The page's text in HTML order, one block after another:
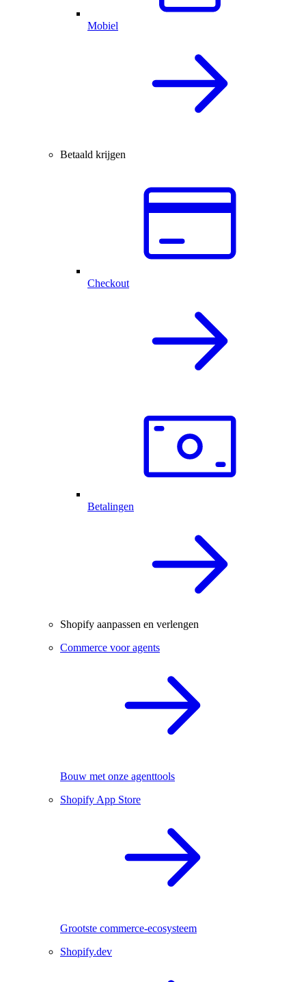
Mobiel
Betaald krijgen
Checkout
Betalingen
Shopify aanpassen en verlengen
Commerce voor agents
Bouw met onze agenttools
Shopify App Store
Grootste commerce-ecosysteem
Shopify.dev